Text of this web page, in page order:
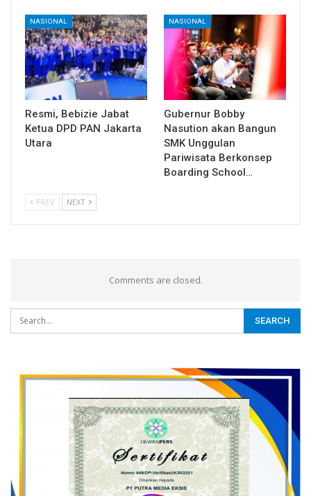
NASIONAL
Resmi, Bebizie Jabat
Ketua DPD PAN Jakarta
Utara
NASIONAL
Gubernur Bobby
Nasution akan Bangun
SMK Unggulan
Pariwisata Berkonsep
Boarding School…
PREV NEXT
Comments are closed.